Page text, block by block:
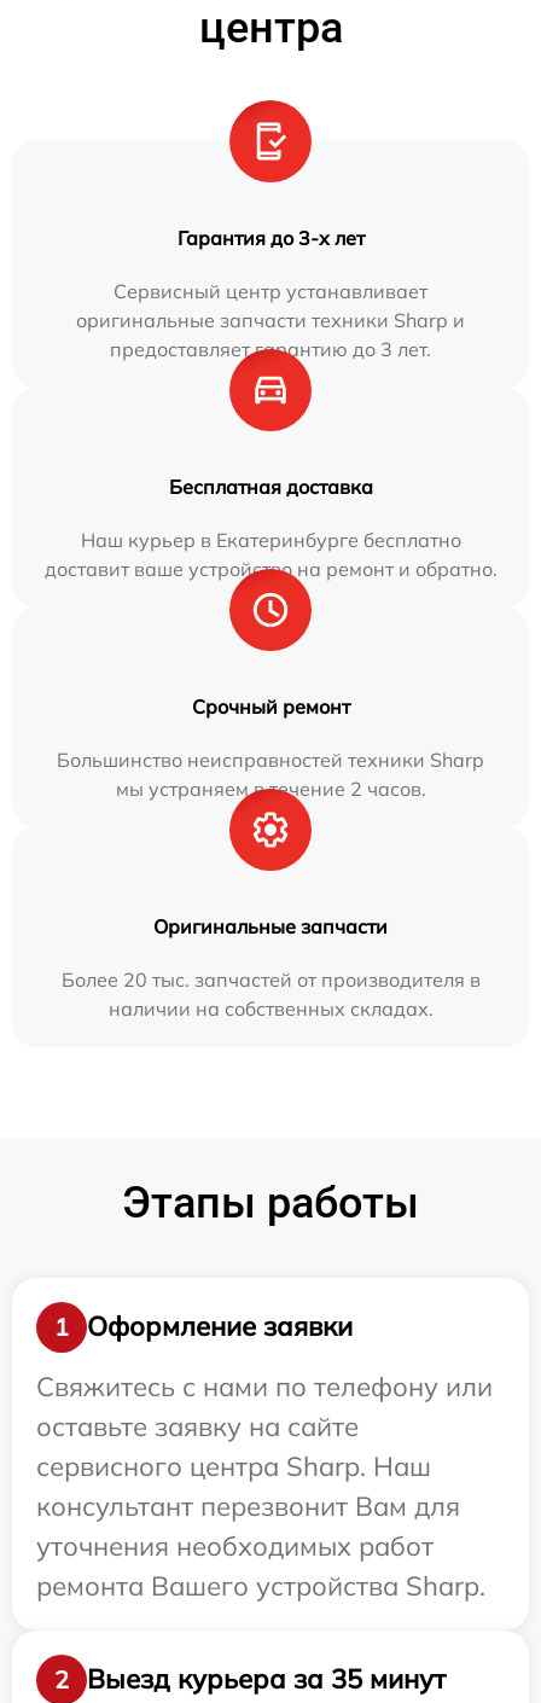
центра
Гарантия до 3-х лет
Сервисный центр устанавливает
оригинальные запчасти техники Sharp и
предоставляет гарантию до 3 лет.
Бесплатная доставка
Наш курьер в Екатеринбурге бесплатно
доставит ваше устройство на ремонт и обратно.
Срочный ремонт
Большинство неисправностей техники Sharp
мы устраняем в течение 2 часов.
Оригинальные запчасти
Более 20 тыс. запчастей от производителя в
наличии на собственных складах.
Этапы работы
1
Оформление заявки
Свяжитесь с нами по телефону или
оставьте заявку на сайте
сервисного центра Sharp. Наш
консультант перезвонит Вам для
уточнения необходимых работ
ремонта Вашего устройства Sharp.
2
Выезд курьера за 35 минут